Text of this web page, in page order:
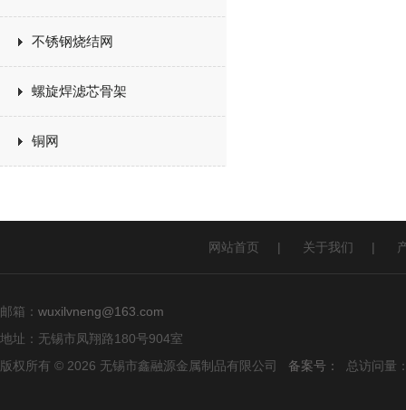
不锈钢烧结网
螺旋焊滤芯骨架
铜网
网站首页 | 关于我们 |
邮箱： wuxilvneng@163.com
地址：无锡市凤翔路180号904室
版权所有 © 2026 无锡市鑫融源金属制品有限公司 备案号： 总访问量